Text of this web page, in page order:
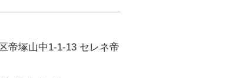
帝塚山中1-1-13 セレネ帝